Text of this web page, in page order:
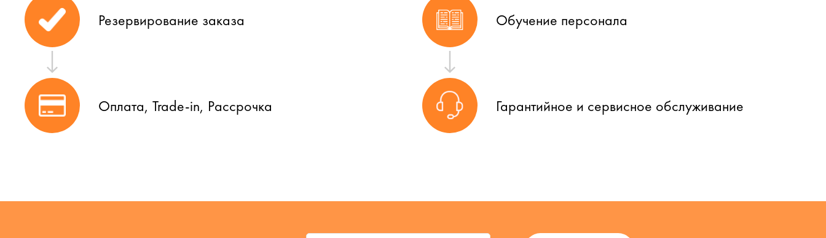
Резервирование заказа Обучение персонала
Оплата, Trade-in, Рассрочка Гарантийное и сервисное обслуживание